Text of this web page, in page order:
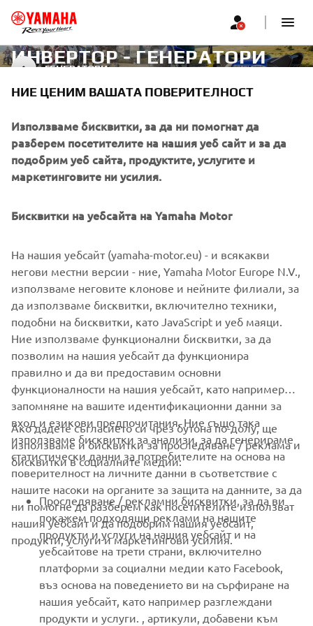
ГЕНЕРАТОРИ
ИНВЕРТОР - ГЕНЕРАТОРИ
CORPORATE
FOR BUSINESS
НОВИНАРСКИ БЮЛЕТИН
Бъдете първите, които ще научат за най-новите оферти,
специални събития, нови модели и много други
АБОНИРАНЕ
Прочетете нашата Политика за поверителност, за да научите
как обработваме вашите лични данни:Политика за защита на
личните данни
Bulgaria (Bulgarian)
© Copyright - 2026 Yamaha Motor Europe N.V. - All Rights
НИЕ ЦЕНИМ ВАШАТА ПОВЕРИТЕЛНОСТ
Използваме бисквитки, за да ни помогнат да
разберем посетителите на нашия уеб сайт и за да
подобрим уеб сайта, продуктите, услугите и
маркетинговите ни усилия.
Бисквитки на уебсайта на Yamaha Motor
На нашия уебсайт (yamaha-motor.eu) - и всякакви
негови местни версии - ние, Yamaha Motor Europe N.V.,
използваме неговите клонове и нейните филиали, за
да използваме бисквитки, включително техники,
подобни на бисквитки, като JavaScript и уеб маяци.
Ние използваме функционални бисквитки, за да
позволим на нашия уебсайт да функционира
правилно и да ви предоставим основни
функционалности на нашия уебсайт, като например
запомняне на вашите идентификационни данни за
вход и езикови предпочитания. Ние също така
използваме бисквитки за анализи, за да генерираме
статистически данни за потребителите на основа на
поверителност на личните данни в съответствие с
нашите насоки на органите за защита на данните, за да
ни помогне да разберем как посетителите използват
нашия уебсайт и да подобрим нашия уебсайт,
продукти, услуги и маркетингови усилия.
Ако дадете съгласието си чрез бутона по-долу, ще
използваме и бисквитки за проследяване / реклама и
бисквитки в социалните медии:
Проследяване / рекламни бисквитки, за да ви
покажем подходящи реклами на нашите
продукти и услуги на нашия уебсайт и на
уебсайтове на трети страни, включително
платформи за социални медии като Facebook,
въз основа на поведението ви на сърфиране на
нашия уебсайт, като например разглеждани
продукти и услуги. , артикули, добавени към